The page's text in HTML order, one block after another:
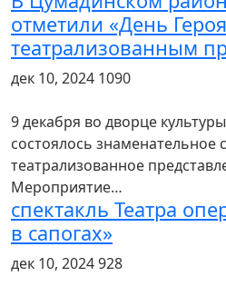
отметили «День
театрализованным
дек 10, 2024 1090
9 декабря во дворце
состоялось
театрализованное
Мероприятие…
спектакль Театра
в сапогах»
дек 10, 2024928